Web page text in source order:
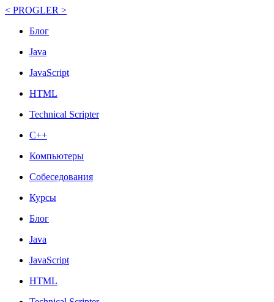
< PROGLER >
Блог
Java
JavaScript
HTML
Technical Scripter
C++
Компьютеры
Собеседования
Курсы
Блог
Java
JavaScript
HTML